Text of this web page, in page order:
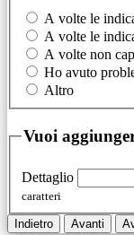
A volte le
A volte le
A volte non
Ho avuto
Altro
Vuoi
Dettaglio
caratteri
Indietro Avanti